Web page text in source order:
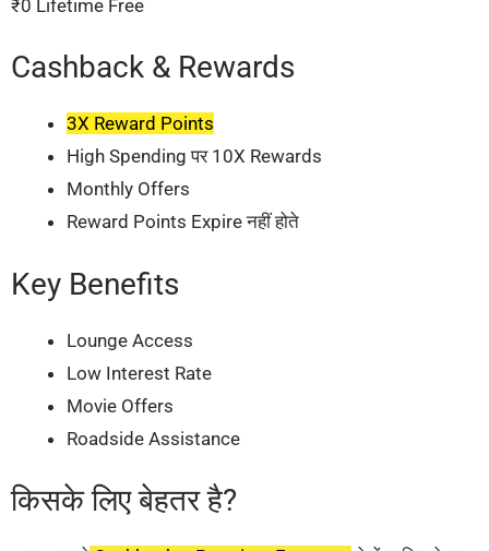
₹0 Lifetime Free
Cashback & Rewards
3X Reward Points
High Spending पर 10X Rewards
Monthly Offers
Reward Points Expire नहीं होते
Key Benefits
Lounge Access
Low Interest Rate
Movie Offers
Roadside Assistance
किसके लिए बेहतर है?